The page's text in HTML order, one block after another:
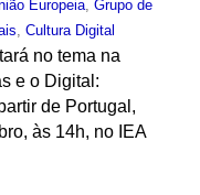
Europeia, Grupo de
, Cultura Digital
no tema na
e o Digital:
de Portugal,
às 14h, no IEA